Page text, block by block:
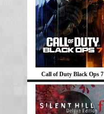
Call of Duty Black Ops 7